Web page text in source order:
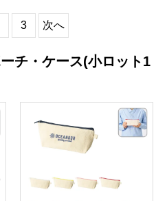
3 次へ
チ・ケース(小ロット1